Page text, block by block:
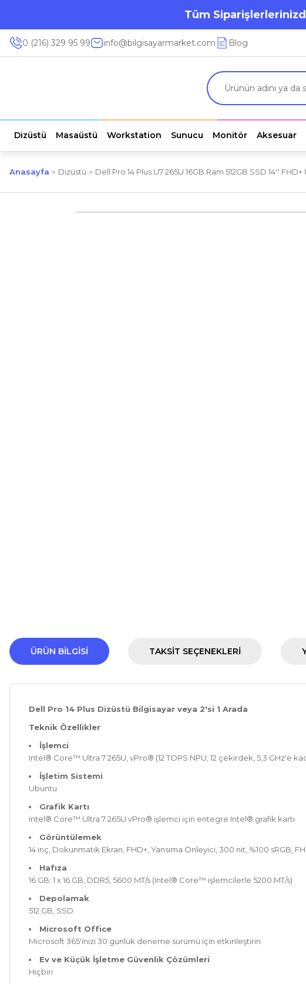
Tüm
0 (216) 329 95 99 info@bilgisayarmarket.com Blog
Dizüstü Masaüstü Workstation Sunucu Monitör Aksesuar
Anasayfa Dizüstü Dell Pro 14 Plus U7 265U 16GB Ram 512GB SSD 14''
ÜRÜN BILGISI TAKSIT SEÇENEKLERI
Dell Pro 14 Plus Dizüstü Bilgisayar veya 2'si 1 Arada
Teknik Özellikler
İşlemci
Intel® Core™ Ultra 7 265U, vPro® (12 TOPS NPU, 12 çekirdek, 5,3 GHz'e
İşletim Sistemi
Ubuntu
Grafik Kartı
Intel® Core™ Ultra 7 265U vPro® işlemci için entegre Intel® grafik kartı
Görüntülemek
14 inç, Dokunmatik Ekran, FHD+, Yansıma Önleyici, 300 nit, %100 sRGB,
Hafıza
16 GB: 1 x 16 GB, DDR5, 5600 MT/s (Intel® Core™ işlemcilerle 5200 MT/s)
Depolamak
512 GB, SSD
Microsoft Office
Microsoft 365'inizi 30 günlük deneme sürümü için etkinleştirin.
Ev ve Küçük İşletme Güvenlik Çözümleri
Hiçbiri